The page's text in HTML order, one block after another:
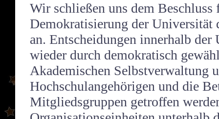
Wir schließen uns dem Beschluss
Demokratisierung der Universität
an. Entscheidungen innerhalb
wieder durch demokratisch
Akademischen Selbstverwaltung
Hochschulangehörigen und die
Mitgliedsgruppen getroffen